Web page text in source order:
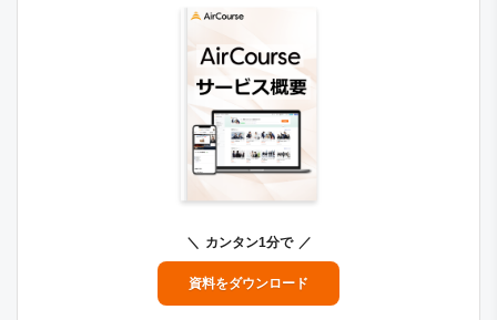
カンタン1分で
資料をダウンロード